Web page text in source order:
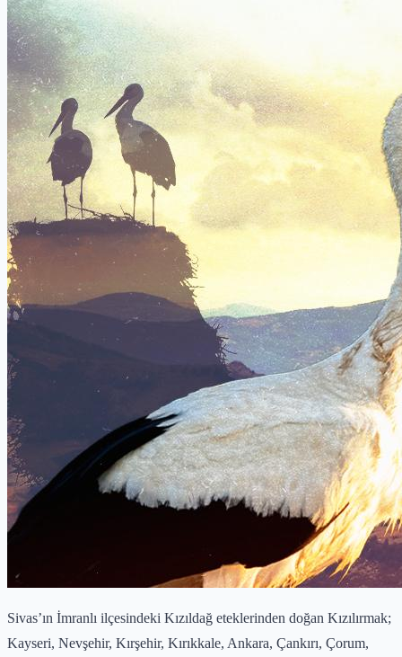
Sivas’ın İmranlı ilçesindeki Kızıldağ eteklerinden doğan Kızılırmak;
Kayseri, Nevşehir, Kırşehir, Kırıkkale, Ankara, Çankırı, Çorum,